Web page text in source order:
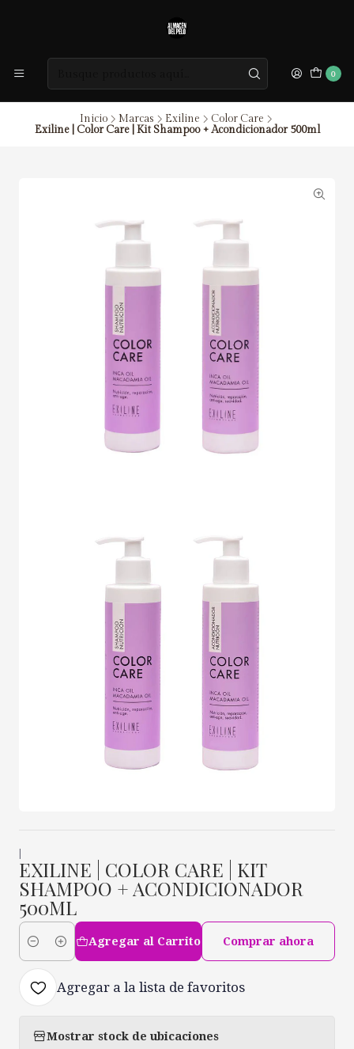
0
Inicio Marcas Exiline
Color Care
Exiline | Color Care | Kit Shampoo + Acondicionador 500ml
EXILINE | COLOR CARE | KIT
SHAMPOO + ACONDICIONADOR
500ML
Cantidad
Agregar al Carrito Comprar ahora
Agregar a la lista de favoritos
Mostrar stock de ubicaciones